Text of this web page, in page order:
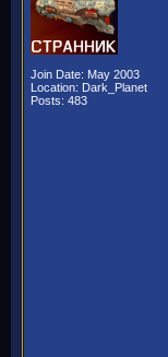
Join Date: May 2003
Location: Dark_Planet
Posts: 483